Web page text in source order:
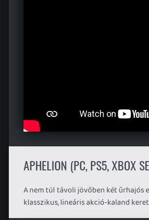
APHELION (PC, PS5, XBOX
A nem túl távoli jövőben két űrhajós
klasszikus, lineáris akció-kaland